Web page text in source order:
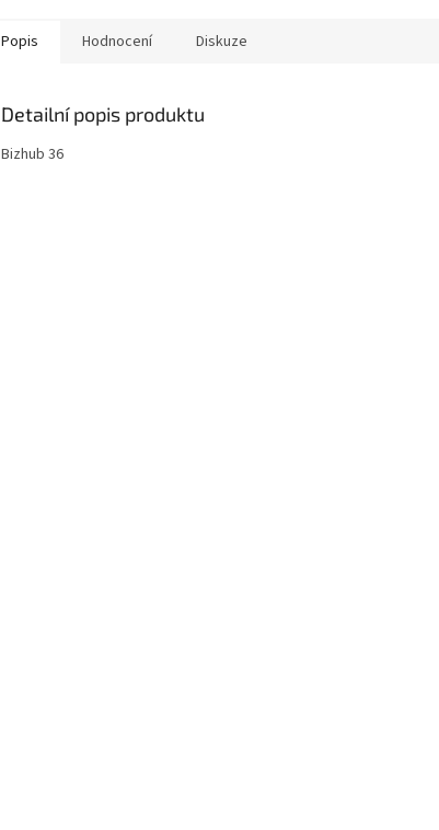
Popis Hodnocení Diskuze
Detailní popis produktu
Bizhub 36